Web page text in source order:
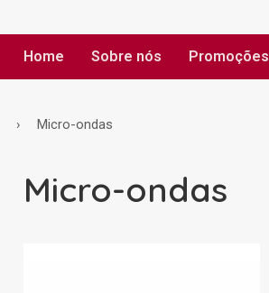
Home Sobre nós Promoções
Micro-ondas
Micro-ondas